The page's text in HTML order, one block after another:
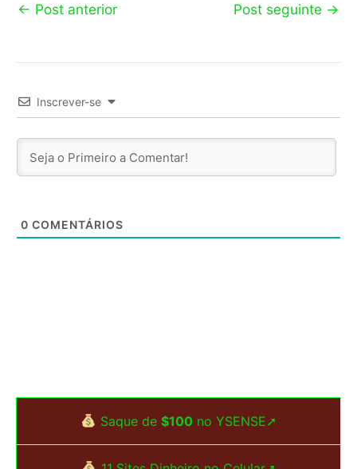
← Post anterior Post seguinte →
Inscrever-se
0 COMENTÁRIOS
Saque de $100no YSENSE➚